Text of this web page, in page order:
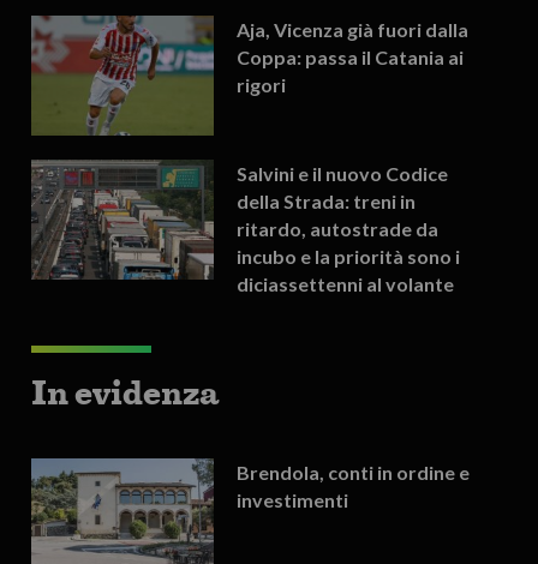
Aja, Vicenza già fuori dalla
Coppa: passa il Catania ai
rigori
Salvini e il nuovo Codice
della Strada: treni in
ritardo, autostrade da
incubo e la priorità sono i
diciassettenni al volante
In evidenza
Brendola, conti in ordine e
investimenti